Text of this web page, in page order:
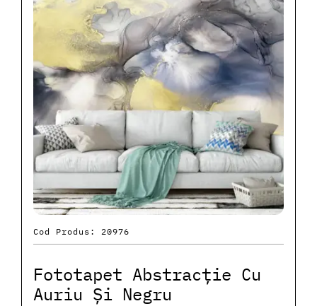
Cod Produs: 20976
Fototapet Abstracție Cu
Auriu Și Negru